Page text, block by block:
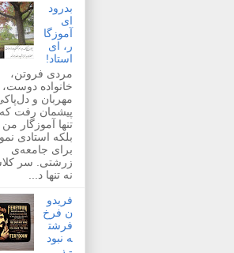
بدرود
ای
آموزگا
ر، ای
استاد!
مردی فروتن،
خانواده دوست،
مهربان و
پیشمان رفت
تنها آموزگار من
بلکه استادی
برای جامعه‌ی
زرشتی. سر
نه تنها د...
فریدو
ن فرخ
فرشت
ه نبود
- ز